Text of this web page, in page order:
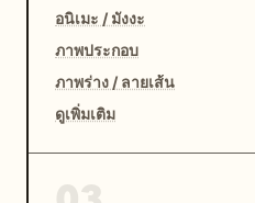
อนิเมะ / มังงะ
ภาพประกอบ
ภาพร่าง / ลายเส้น
ดูเพิ่มเติม